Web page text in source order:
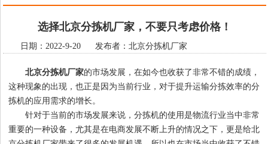
1 2 3 4
选择北京分拣机厂家，不要只考虑价格！
日期：2022-9-20 发布者：北京分拣机厂家
北京分拣机厂家的市场发展，在如今也收获了非常不错的成绩，
这种现象的出现，也正是因为当前行业，对于提升运输分拣效率的分
拣机的应用需求的增长。
针对于当前的市场发展来说，分拣机的使用是物流行业当中非常
重要的一种设备，尤其是在电商发展不断上升的情况之下，更是给北